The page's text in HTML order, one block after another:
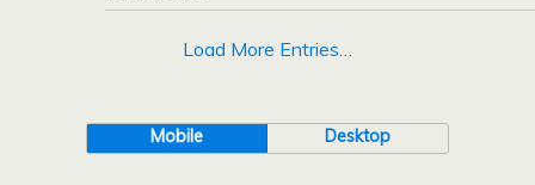
Load More Entries…
Mobile Desktop